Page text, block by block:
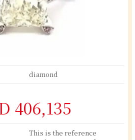
diamond
406,135
This is the reference